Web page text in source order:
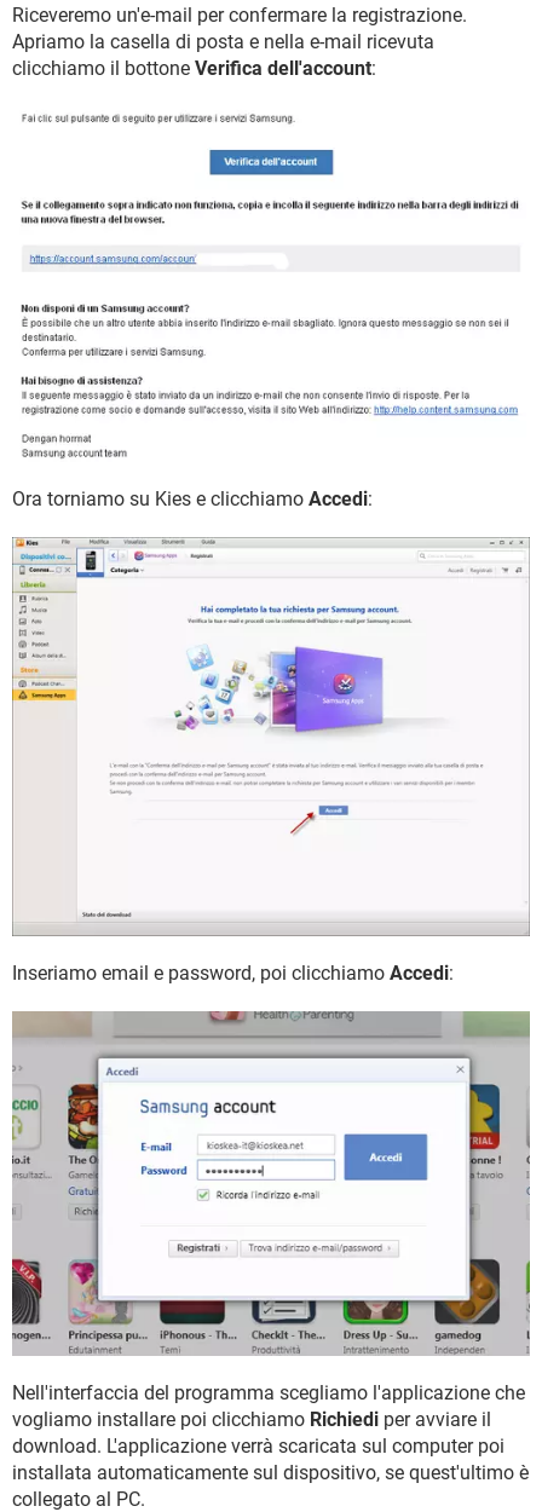
Riceveremo un'e-mail per confermare la registrazione.
Apriamo la casella di posta e nella e-mail ricevuta
clicchiamo il bottone Verifica dell'account:
Ora torniamo su Kies e clicchiamo Accedi:
Inseriamo email e password, poi clicchiamo Accedi:
Nell'interfaccia del programma scegliamo l'applicazione che
vogliamo installare poi clicchiamo Richiedi per avviare il
download. L'applicazione verrà scaricata sul computer poi
installata automaticamente sul dispositivo, se quest'ultimo è
collegato al PC.